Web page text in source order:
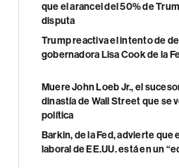
que el arancel del 50% de
disputa
Trump reactiva el intento de
gobernadora Lisa Cook de la
Muere John Loeb Jr., el
dinastía de Wall Street que se
política
Barkin, de la Fed, advierte que
laboral de EE.UU. está en un